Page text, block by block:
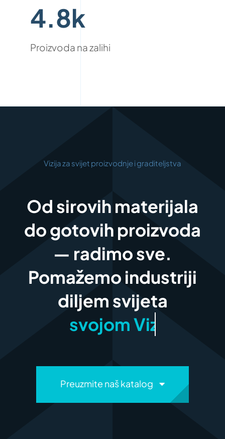
4.8k
Proizvoda na zalihi
Vizija za svijet proizvodnje i graditeljstva
Od sirovih materijala
do gotovih proizvoda
— radimo sve.
Pomažemo industriji
diljem svijeta